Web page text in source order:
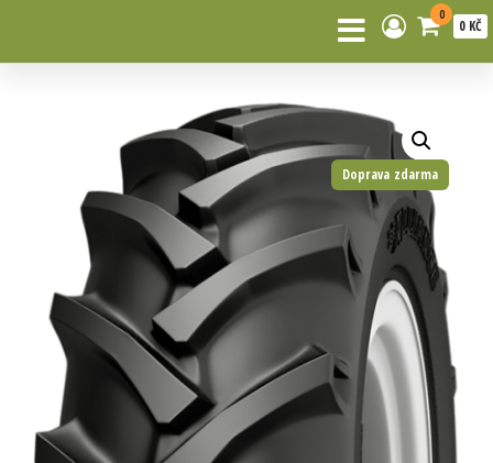
0
0 KČ
Doprava zdarma